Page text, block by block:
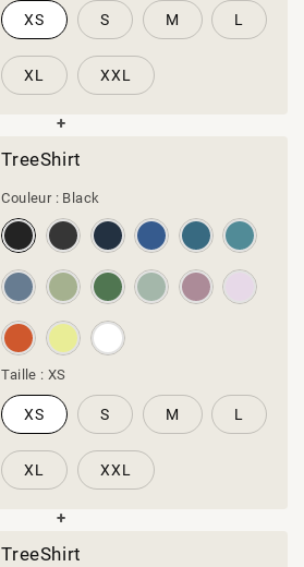
XS S M L
XL XXL
TreeShirt
Couleur : Black
Taille : XS
XS S M L
XL XXL
TreeShirt